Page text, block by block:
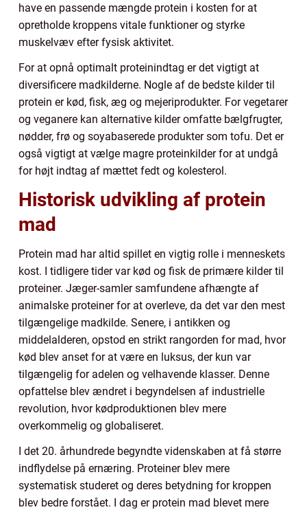
have en passende mængde protein i kosten for at
opretholde kroppens vitale funktioner og styrke
muskelvæv efter fysisk aktivitet.
For at opnå optimalt proteinindtag er det vigtigt at
diversificere madkilderne. Nogle af de bedste kilder til
protein er kød, fisk, æg og mejeriprodukter. For vegetarer
og veganere kan alternative kilder omfatte bælgfrugter,
nødder, frø og soyabaserede produkter som tofu. Det er
også vigtigt at vælge magre proteinkilder for at undgå
for højt indtag af mættet fedt og kolesterol.
Historisk udvikling af protein
mad
Protein mad har altid spillet en vigtig rolle i menneskets
kost. I tidligere tider var kød og fisk de primære kilder til
proteiner. Jæger-samler samfundene afhængte af
animalske proteiner for at overleve, da det var den mest
tilgængelige madkilde. Senere, i antikken og
middelalderen, opstod en strikt rangorden for mad, hvor
kød blev anset for at være en luksus, der kun var
tilgængelig for adelen og velhavende klasser. Denne
opfattelse blev ændret i begyndelsen af industrielle
revolution, hvor kødproduktionen blev mere
overkommelig og globaliseret.
I det 20. århundrede begyndte videnskaben at få større
indflydelse på ernæring. Proteiner blev mere
systematisk studeret og deres betydning for kroppen
blev bedre forstået. I dag er protein mad blevet mere